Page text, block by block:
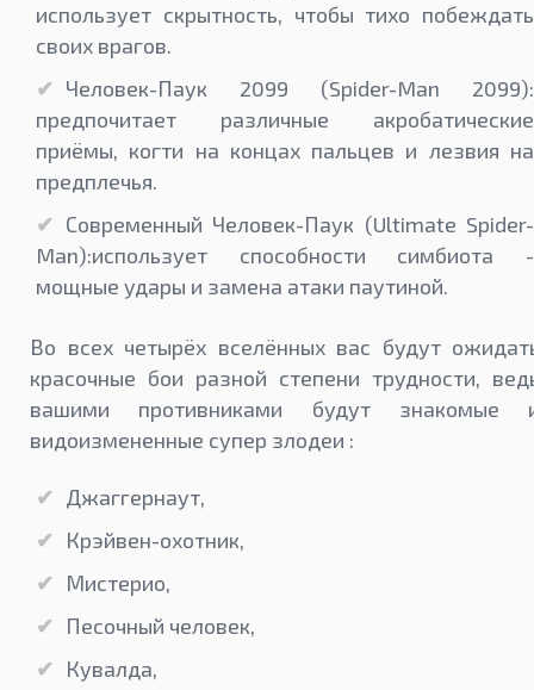
использует скрытность, чтобы тихо побеждать
своих врагов.
Человек-Паук 2099 (Spider-Man 2099):
предпочитает различные акробатические
приёмы, когти на концах пальцев и лезвия на
предплечья.
Современный Человек-Паук (Ultimate Spider-
Man):использует способности симбиота -
мощные удары и замена атаки паутиной.
Во всех четырёх вселённых вас будут
красочные бои разной степени трудности,
вашими противниками будут знакомые
видоизмененные супер злодеи :
Джаггернаут,
Крэйвен-охотник,
Мистерио,
Песочный человек,
Кувалда,